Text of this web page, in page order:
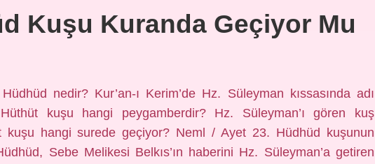
Kuşu Kuranda Geçiyor Mu
nedir? Kur’an-ı Kerim’de Hz. Süleyman kıssasında adı
kuşu hangi peygamberdir? Hz. Süleyman’ı gören kuş
kuşu hangi surede geçiyor? Neml / Ayet 23. Hüdhüd kuşunun
Sebe Melikesi Belkıs’ın haberini Hz. Süleyman’a getiren